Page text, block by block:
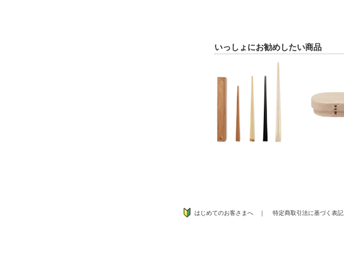
いっしょにお勧めしたい商品
はじめてのお客さまへ ｜ 特定商取引法に基づく表記